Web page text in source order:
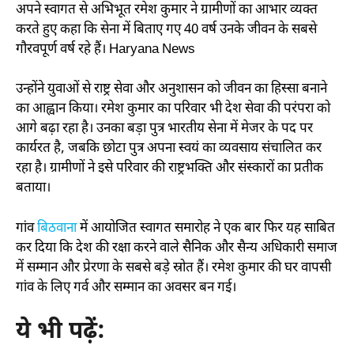
अपने स्वागत से अभिभूत रमेश कुमार ने ग्रामीणों का आभार व्यक्त
करते हुए कहा कि सेना में बिताए गए 40 वर्ष उनके जीवन के सबसे
गौरवपूर्ण वर्ष रहे हैं। Haryana News
उन्होंने युवाओं से राष्ट्र सेवा और अनुशासन को जीवन का हिस्सा बनाने
का आह्वान किया। रमेश कुमार का परिवार भी देश सेवा की परंपरा को
आगे बढ़ा रहा है। उनका बड़ा पुत्र भारतीय सेना में मेजर के पद पर
कार्यरत है, जबकि छोटा पुत्र अपना स्वयं का व्यवसाय संचालित कर
रहा है। ग्रामीणों ने इसे परिवार की राष्ट्रभक्ति और संस्कारों का प्रतीक
बताया।
गांवबिठवानामें आयोजित स्वागत समारोह ने एक बार फिर यह साबित
कर दिया कि देश की रक्षा करने वाले सैनिक और सैन्य अधिकारी समाज
में सम्मान और प्रेरणा के सबसे बड़े स्रोत हैं। रमेश कुमार की घर वापसी
गांव के लिए गर्व और सम्मान का अवसर बन गई।
ये भी पढ़ें: